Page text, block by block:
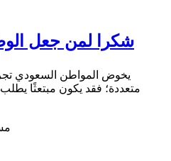
شكرا لمن جعل
يخوض المواطن السعودي
متعددة؛ فقد يكون مبتعثًا